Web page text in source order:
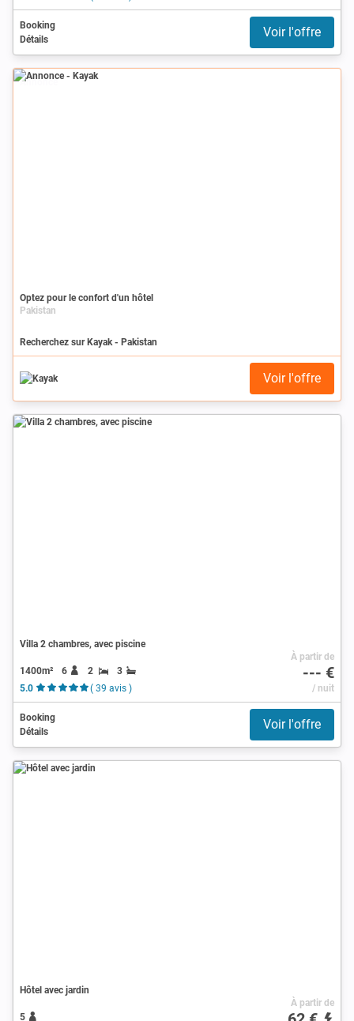
Booking
Détails
Voir l'offre
Annonce
Optez pour le confort d'un hôtel
Pakistan
Recherchez sur Kayak - Pakistan
Voir l'offre
Villa 2 chambres, avec piscine
1400m² 6 2
3
5.0
( 39 avis )
À partir de
--- €
/ nuit
Booking
Détails
Voir l'offre
Hôtel avec jardin
5
À partir de